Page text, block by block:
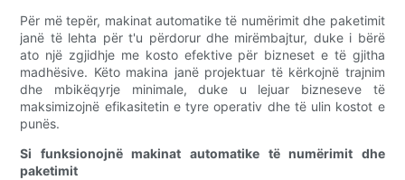
Për më tepër, makinat automatike të numërimit dhe paketimit
janë të lehta për t'u përdorur dhe mirëmbajtur, duke i bërë
ato një zgjidhje me kosto efektive për bizneset e të gjitha
madhësive. Këto makina janë projektuar të kërkojnë trajnim
dhe mbikëqyrje minimale, duke u lejuar bizneseve të
maksimizojnë efikasitetin e tyre operativ dhe të ulin kostot e
punës.
Si funksionojnë makinat automatike të numërimit dhe
paketimit